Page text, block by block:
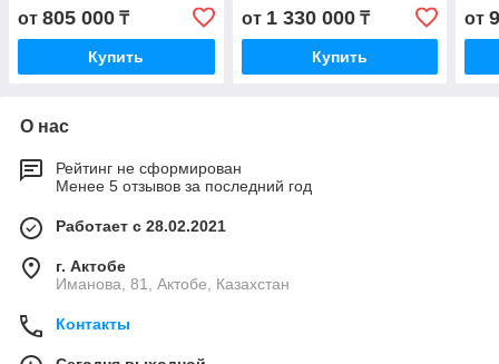
от 805 000 ₸
Купить
от 1 330 000₸
Купить
от
О нас
Рейтинг не сформирован
Менее 5 отзывов за последний год
Работает с 28.02.2021
г. Актобе
Иманова, 81, Актобе, Казахстан
Контакты